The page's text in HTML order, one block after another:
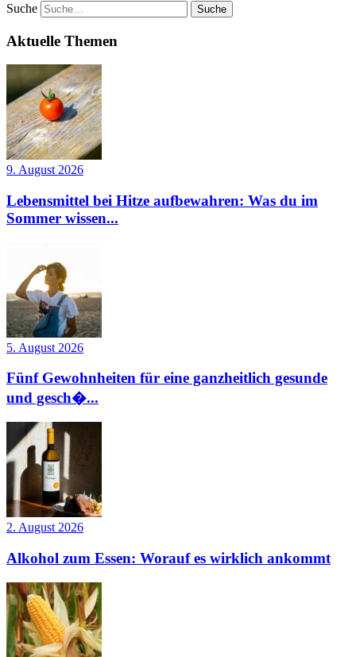
Suche
Aktuelle Themen
9. August 2026
Lebensmittel bei Hitze aufbewahren: Was du im
Sommer wissen...
5. August 2026
Fünf Gewohnheiten für eine ganzheitlich gesunde
und gesch�...
2. August 2026
Alkohol zum Essen: Worauf es wirklich ankommt